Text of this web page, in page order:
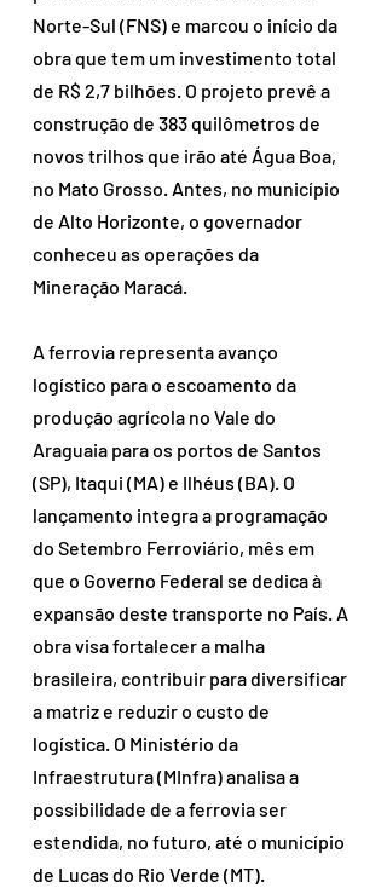
Norte-Sul (FNS) e marcou o início da
obra que tem um investimento total
de R$ 2,7 bilhões. O projeto prevê a
construção de 383 quilômetros de
novos trilhos que irão até Água Boa,
no Mato Grosso. Antes, no município
de Alto Horizonte, o governador
conheceu as operações da
Mineração Maracá.
A ferrovia representa avanço
logístico para o escoamento da
produção agrícola no Vale do
Araguaia para os portos de Santos
(SP), Itaqui (MA) e Ilhéus (BA). O
lançamento integra a programação
do Setembro Ferroviário, mês em
que o Governo Federal se dedica à
expansão deste transporte no País. A
obra visa fortalecer a malha
brasileira, contribuir para diversificar
a matriz e reduzir o custo de
logística. O Ministério da
Infraestrutura (MInfra) analisa a
possibilidade de a ferrovia ser
estendida, no futuro, até o município
de Lucas do Rio Verde (MT).